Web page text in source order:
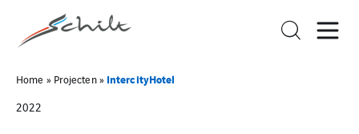
Home » Projecten» IntercityHotel
2022